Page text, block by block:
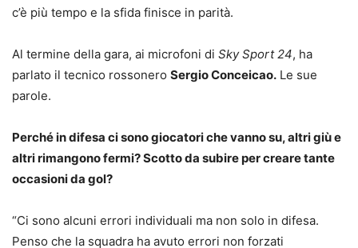
c’è più tempo e la sfida finisce in parità.
Al termine della gara, ai microfoni di Sky Sport 24, ha
parlato il tecnico rossonero Sergio Conceicao. Le sue
parole.
Perché in difesa ci sono giocatori che vanno su, altri giù e
altri rimangono fermi? Scotto da subire per creare tante
occasioni da gol?
“Ci sono alcuni errori individuali ma non solo in difesa.
Penso che la squadra ha avuto errori non forzati